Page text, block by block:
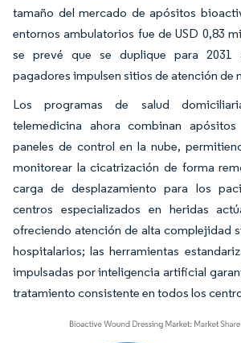
tamaño del mercado de apósitos
entornos ambulatorios fue de USD 0,83
se prevé que se duplique para 2031
pagadores impulsen sitios de atención de
Los programas de salud
telemedicina ahora combinan
paneles de control en la nube,
monitorear la cicatrización de forma
carga de desplazamiento para los
centros especializados en heridas
ofreciendo atención de alta complejidad
hospitalarios; las herramientas
impulsadas por inteligencia artificial
tratamiento consistente en todos los